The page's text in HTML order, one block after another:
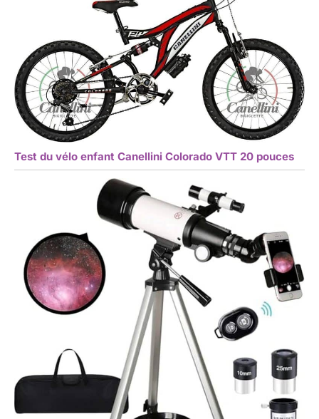
Test du vélo enfant Canellini Colorado VTT 20 pouces